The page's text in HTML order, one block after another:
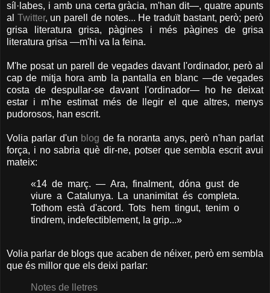
síl·labes, i amb una certa gràcia, m'han dit—, quatre apunts
al Twitter, un parell de notes... He traduït bastant, però; però
grisa literatura grisa, pàgines i més pàgines de grisa
literatura grisa —m'hi va la feina.
M'he posat un parell de vegades davant l'ordinador, però al
cap de mitja hora amb la pantalla en blanc —de vegades
costa de despullar-se davant l'ordinador— ho he deixat
estar i m'he estimat més de llegir el que altres, menys
pudorosos, han escrit.
Volia parlar d'un blog de fa noranta anys, però n'han parlat
força, i no sabria què dir-ne, potser que sembla escrit avui
mateix:
«14 de març. — Ara, finalment, dóna gust de
viure a Catalunya. La unanimitat és completa.
Tothom està d'acord. Tots hem tingut, tenim o
tindrem, indefectiblement, la grip...»
Volia parlar de blogs que acaben de néixer, però em sembla
que és millor que els deixi parlar:
Notes de lletres